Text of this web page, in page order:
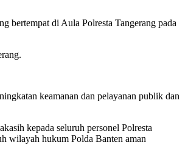
bertempat di Aula Polresta Tangerang pada
keamanan dan pelayanan publik dan
kepada seluruh personel Polresta
wilayah hukum Polda Banten aman